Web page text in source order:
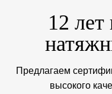
12 лет
Предлагаем
высокого